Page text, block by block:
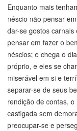
Enquanto mais
néscio não pensar
dar-se gostos
pensar em fazer o
néscios; e chega o
próprio, e eles se
miserável em si e
separar-se de seus
rendição de contas,
castigada sem
preocupar-se e